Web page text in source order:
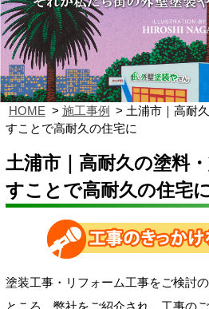
HOME 施工事例
土浦市｜高耐
すことで高耐久の住宅に
土浦市｜高耐久の塗料
すことで高耐久の住宅
塗装工事・リフォーム工事をご検討